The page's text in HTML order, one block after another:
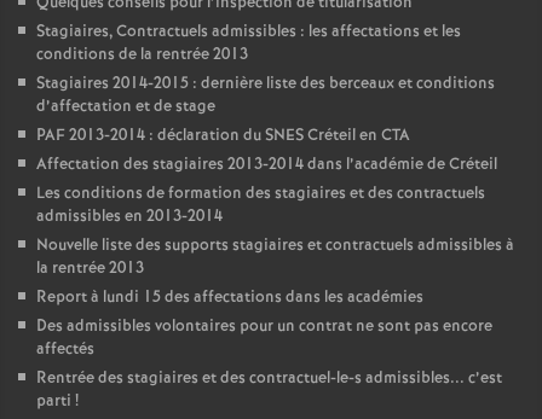
Stagiaires, Contractuels admissibles : les affectations et les
conditions de la rentrée 2013
Stagiaires 2014-2015 : dernière liste des berceaux et conditions
d’affectation et de stage
PAF2013-2014 : déclaration duSNESCréteil en CTA
Affectation des stagiaires 2013-2014 dans l’académie de Créteil
Les conditions de formation des stagiaires et des contractuels
admissibles en 2013-2014
Nouvelle liste des supports stagiaires et contractuels admissibles à
la rentrée 2013
Report à lundi 15 des affectations dans les académies
Des admissibles volontaires pour un contrat ne sont pas encore
affectés
Rentrée des stagiaires et des contractuel-le-s admissibles... c’est
parti !